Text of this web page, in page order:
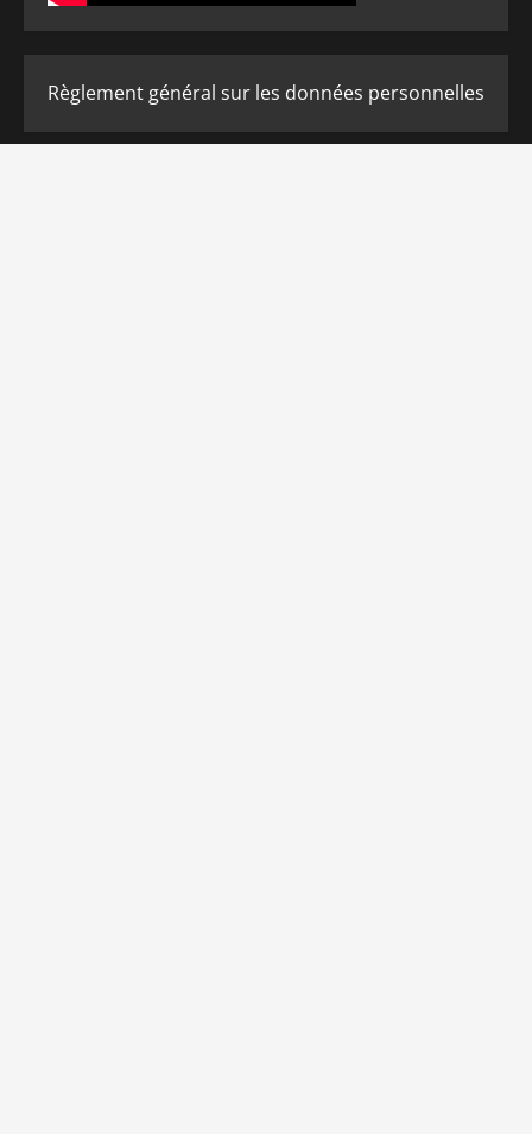
Règlement général sur les données personnelles